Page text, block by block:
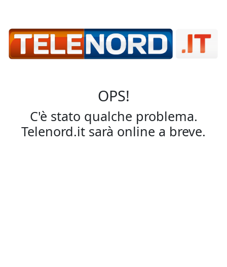
OPS!
C'è stato qualche problema.
Telenord.it sarà online a breve.